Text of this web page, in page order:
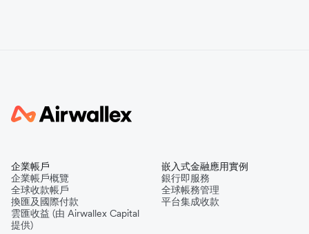
企業帳戶
企業帳戶概覽
全球收款帳戶
換匯及國際付款
雲匯收益 (由 Airwallex Capital
提供)
嵌入式金融應用實例
銀行即服務
全球帳務管理
平台集成收款